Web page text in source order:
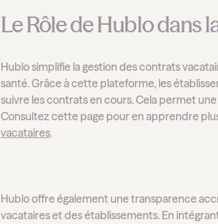
Le Rôle de Hublo dans
Hublo simplifie la gestion des contrats
santé. Grâce à cette plateforme, les
suivre les contrats en cours. Cela permet
Consultez cette page pour en apprendre
vacataires.
Hublo offre également une transparence
vacataires et des établissements. En